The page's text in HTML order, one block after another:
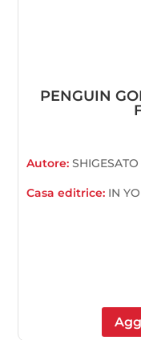
PENGUIN
Autore:
Casa editrice: IN